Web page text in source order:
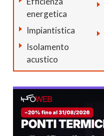
energetica
Impiantistica
Isolamento
acustico